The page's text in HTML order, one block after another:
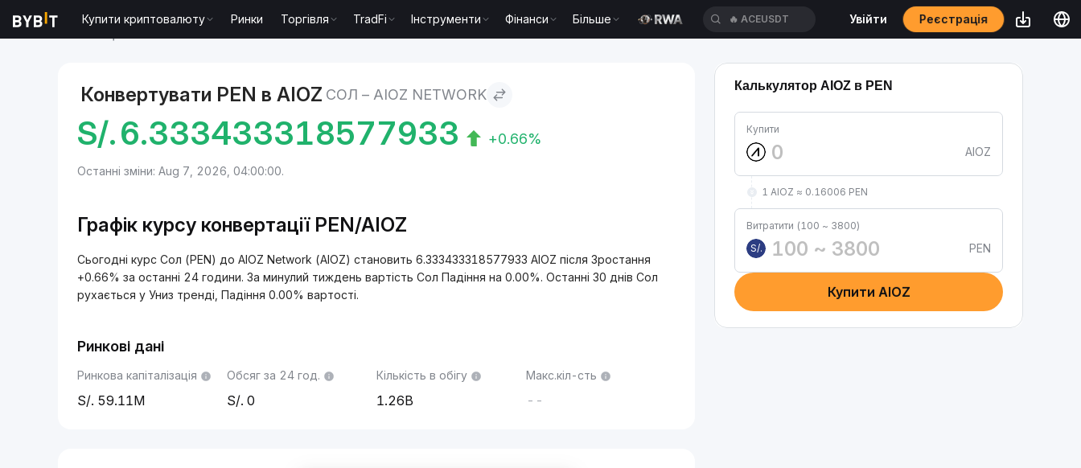
Купити криптовалюту Ринки Торгівля TradFi Інструменти Фінанси Більше 🔥 ACEUSDT Увійти Реєстрація
Конвертувати PEN в AIOZ СОЛ – AIOZ NETWORK
S/.6.333433318577933 +0.66%
Останні зміни: Aug 7, 2026, 04:00:00.
Графік курсу конвертації PEN/AIOZ
Сьогодні курс Сол (PEN) до AIOZ Network (AIOZ) становить 6.333433318577933 AIOZ після Зростання
+0.66% за останні 24 години. За минулий тиждень вартість Сол Падіння на 0.00%. Останні 30 днів Сол
рухається у Униз тренді, Падіння 0.00% вартості.
Ринкові дані
Ринкова капіталізація
59.11M
Обсяг за 24 год.
0
Кількість в обігу
1.26B
Макс.кіл-сть
--
Калькулятор AIOZ в PEN
Купити
AIOZ
1 AIOZ ≈ 0.16006 PEN
Витратити (100 ~ 3800)
S/.
PEN
Купити AIOZ